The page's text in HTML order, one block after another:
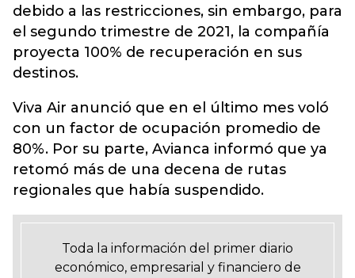
debido a las restricciones, sin embargo, para
el segundo trimestre de 2021, la compañía
proyecta 100% de recuperación en sus
destinos.
Viva Air anunció que en el último mes voló
con un factor de ocupación promedio de
80%. Por su parte, Avianca informó que ya
retomó más de una decena de rutas
regionales que había suspendido.
Toda la información del primer diario
económico, empresarial y financiero de